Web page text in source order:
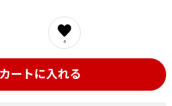
4
カートに入れる